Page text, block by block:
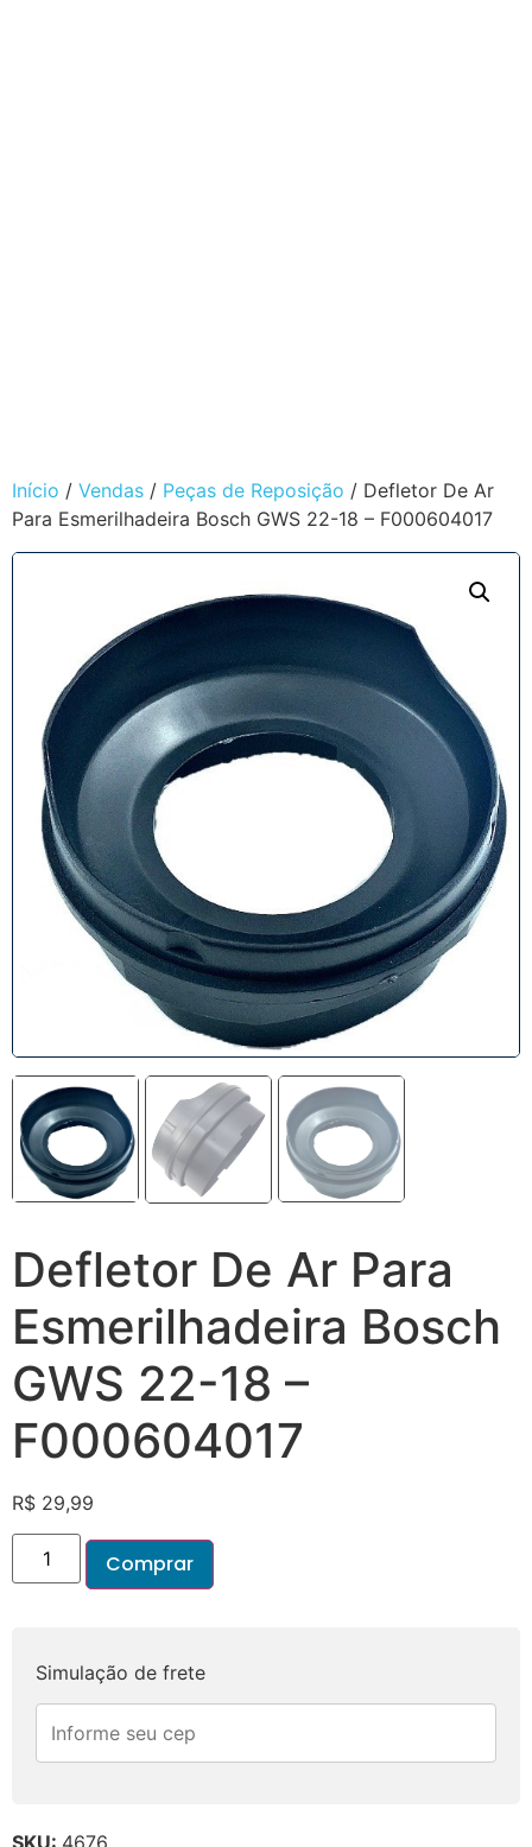
Início / Vendas / Peças de Reposição / Defletor De Ar
Para Esmerilhadeira Bosch GWS 22-18 – F000604017
Defletor De Ar Para
Esmerilhadeira Bosch
GWS 22-18 –
F000604017
R$ 29,99
Comprar
Simulação de frete